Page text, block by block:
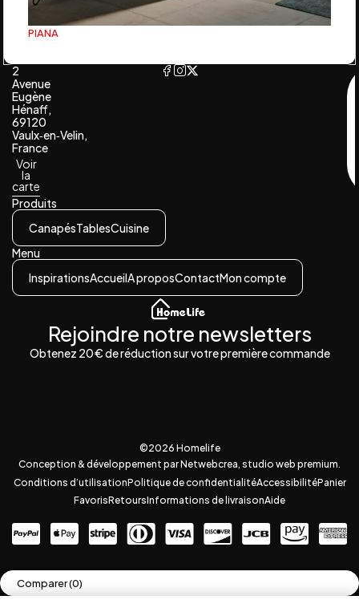
PIANA
2
Avenue
Eugène
Hénaff,
69120
Vaulx‑en‑Velin,
France
Voir
la
carte
Produits
CanapésTablesCuisine
Menu
InspirationsAccueilA proposContactMon compte
Rejoindre notre newsletters
Obtenez 20 € de réduction sur votre première commande
©2026 Homelife
Conception & développement par Netwebcrea, studio web premium.
Conditions d’utilisationPolitique de confidentialitéAccessibilitéPanier
FavorisRetoursInformations de livraisonAide
Comparer(0)